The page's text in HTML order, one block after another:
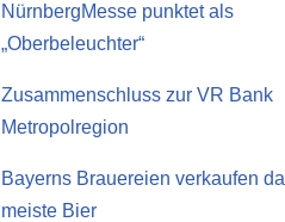
NürnbergMesse punktet als
„Oberbeleuchter“
Zusammenschluss zur VR Bank
Metropolregion
Bayerns Brauereien verkaufen
meiste Bier